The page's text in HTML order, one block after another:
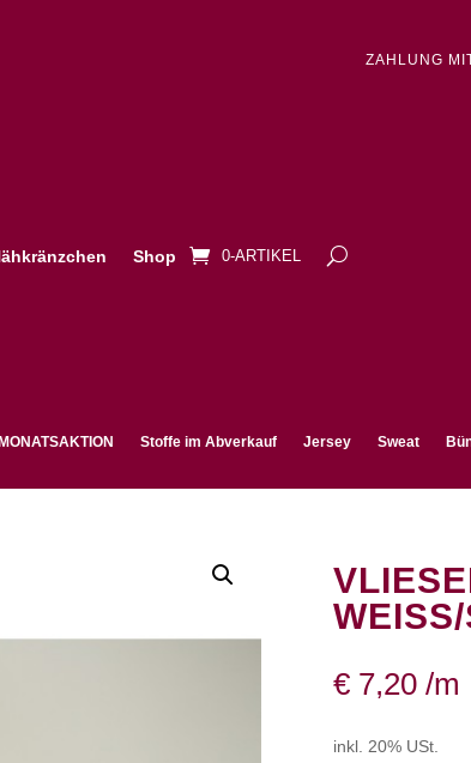
ZAHLUNG
Shop 0-ARTIKEL
MONATSAKTION Stoffe im Abverkauf Jersey Sweat
WEISS/
€7,20/m
inkl. 20% USt.